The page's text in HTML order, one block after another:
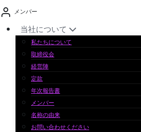
コ
ン
テ
メンバー
当社について
私たちについて
取締役会
経営陣
定款
年次報告書
メンバー
名称の由来
お問い合わせください